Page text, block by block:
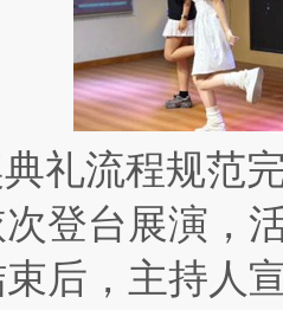
礼流程规范
登台展演，
后，主持人